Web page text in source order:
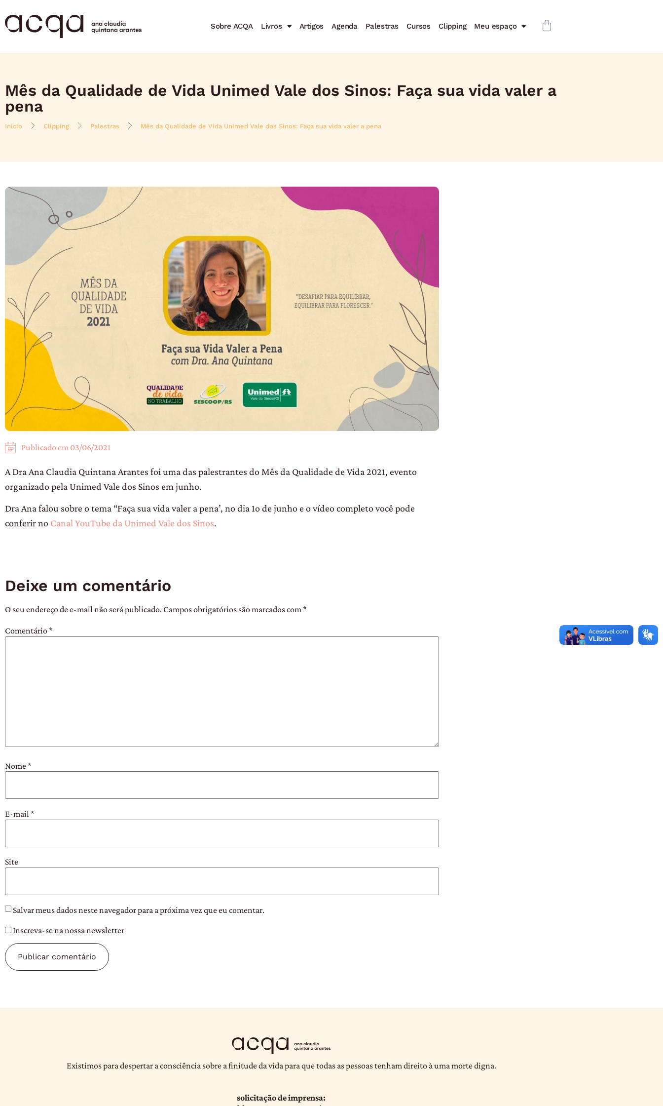
Sobre ACQA Livros Artigos Agenda Palestras Cursos Clipping Meu espaço
Mês da Qualidade de Vida Unimed Vale dos Sinos: Faça sua vida valer a
pena
Início Clipping Palestras Mês da Qualidade de Vida Unimed Vale dos Sinos: Faça sua vida valer a pena
Publicado em 03/06/2021
A Dra Ana Claudia Quintana Arantes foi uma das palestrantes do Mês da Qualidade de Vida 2021, evento
organizado pela Unimed Vale dos Sinos em junho.
Dra Ana falou sobre o tema “Faça sua vida valer a pena’, no dia 1o de junho e o vídeo completo você pode
conferir no Canal YouTube da Unimed Vale dos Sinos.
Deixe um comentário
O seu endereço de e-mail não será publicado. Campos obrigatórios são marcados com *
Comentário*
Nome*
E-mail*
Site
Salvar meus dados neste navegador para a próxima vez que eu comentar.
Inscreva-se na nossa newsletter
Existimos para despertar a consciência sobre a finitude da vida para que todas as pessoas tenham direito à uma morte digna.
solicitação de imprensa: